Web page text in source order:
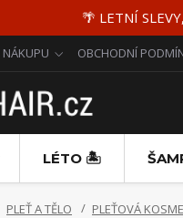
🌴 LETNÍ
NÁKUPU OBCHODNÍ
LÉTO 🏝️
PLEŤ A TĚLO PLEŤOVÁ